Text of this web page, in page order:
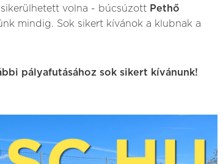
volna - búcsúzott Pethő
mindig. Sok sikert kívánok a klubnak a
pályafutásához sok sikert kívánunk!